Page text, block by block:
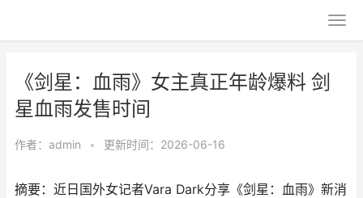
《剑星：血雨》女主真正年龄爆料 剑
星血雨发售时间
作者： admin • 更新时间：2026-06-16
摘要：近日国外女记者Vara Dark分享《剑星：血雨》新消